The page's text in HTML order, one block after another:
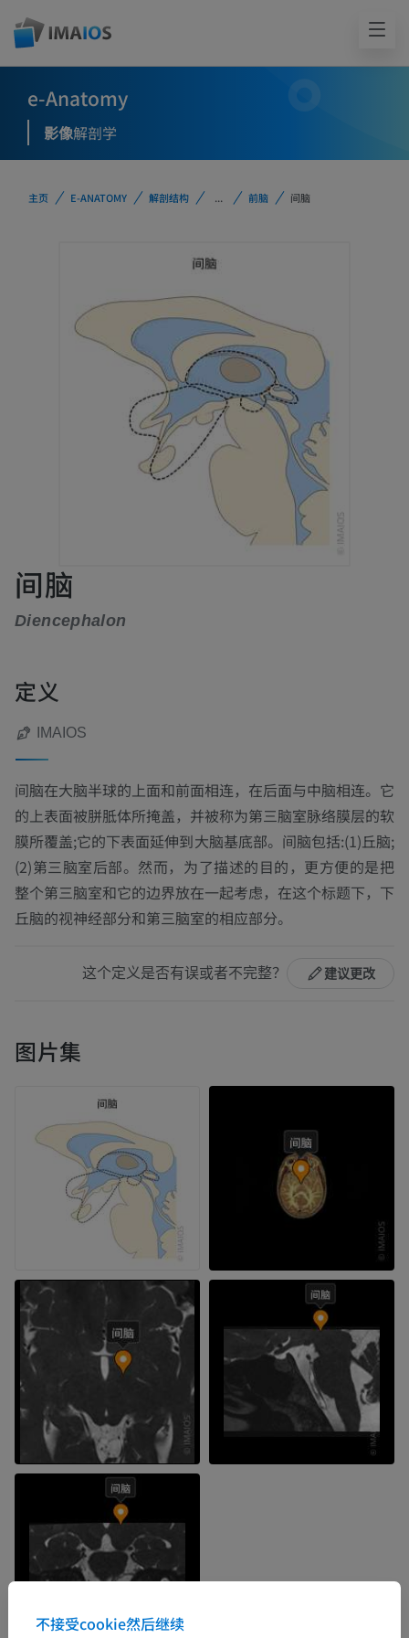
e-Anatomy
影像解剖学
主页 E-ANATOMY 解剖结构 ... 前脑 间脑
间脑
Diencephalon
定义
IMAIOS
间脑在大脑半球的上面和前面相连，在后面与中脑相连。它
的上表面被胼胝体所掩盖，并被称为第三脑室脉络膜层的软
膜所覆盖;它的下表面延伸到大脑基底部。间脑包括:(1)丘脑;
(2)第三脑室后部。然而，为了描述的目的，更方便的是把
整个第三脑室和它的边界放在一起考虑，在这个标题下，下
丘脑的视神经部分和第三脑室的相应部分。
这个定义是否有误或者不完整？ 建议更改
图片集
不接受cookie然后继续